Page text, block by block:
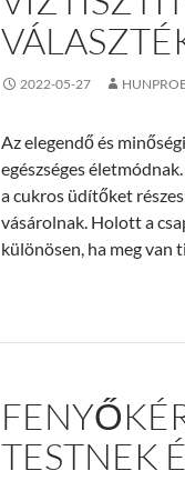
2022-05-27
Az elegendő és
egészséges
a cukros üdítőket
vásárolnak. Holott a
különösen, ha meg van
TESTNEK